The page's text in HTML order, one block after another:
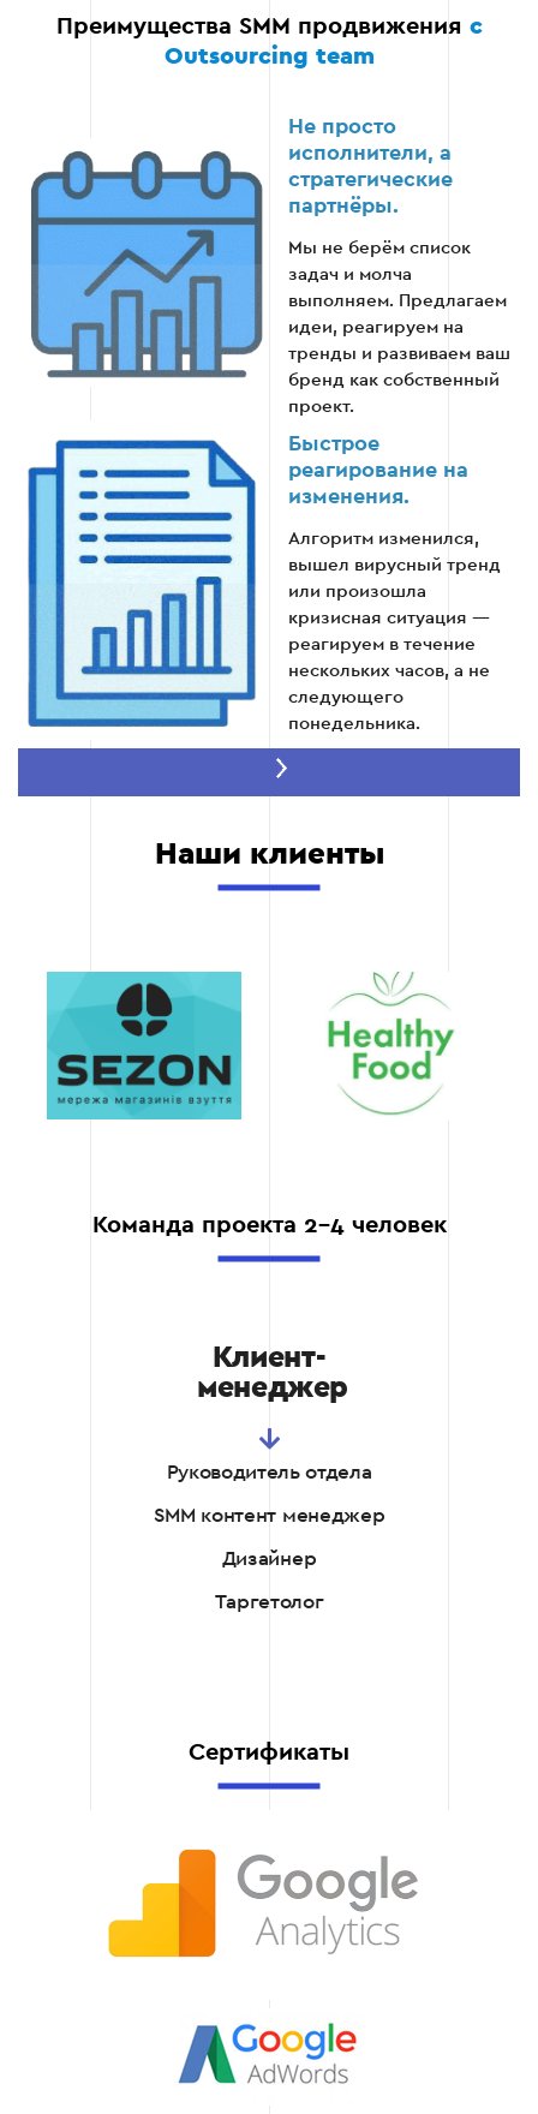
Ежемесячная отчетность
сотрудничества, благодаря которой вы всегда в
курсе дел.
Предоставляем детальный ежемесячный
отчёт, включающий динамику охвата, рост
подписчиков, стоимость лидов, конверсию
и анализ наиболее эффективного контента.
Объясняем каждую цифру понятным
языком без профессионального жаргона и
пустых фраз типа «улучшилось».
Открыто обсуждаем результаты: если
показатели ниже плана, честно объясняем
причины и предлагаем план дальнейших
изменений.
Ежемесячно
Преимущества SMM продвижения с
Outsourcing team
Не просто
исполнители, а
стратегические
партнёры.
Мы не берём список
задач и молча
выполняем. Предлагаем
идеи, реагируем на
тренды и развиваем ваш
бренд как собственный
проект.
Быстрое
реагирование на
изменения.
Алгоритм изменился,
вышел вирусный тренд
или произошла
кризисная ситуация —
реагируем в течение
нескольких часов, а не
следующего
понедельника.
ваш рекламный кабинет и
данные клиентов.
Договор и
прозрачное
ценообразование.
стоимость. Никаких
«доплат за срочные
Знание локального
рынка.
украинского
тренды и специфику
продвижения в текущих
зарубежные кейсы
аудиторию и репутацию,
которые будут работать
на ваш бизнес годами, а
не только в рамках
Наши клиенты
Команда проекта 2-4 человек
Клиент-
менеджер
Руководитель отдела
SMM контент менеджер
Дизайнер
Таргетолог
Сертификаты